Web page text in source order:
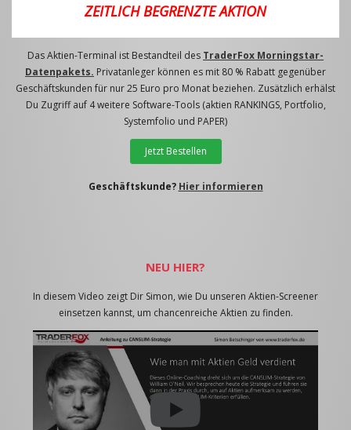
ZEITLICH BEGRENZTE AKTION
Das Aktien-Terminal ist Bestandteil des TraderFox Morningstar-
Datenpakets. Privatanleger können es mit 80 % Rabatt gegenüber
Geschäftskunden für nur 25 Euro pro Monat beziehen. Zusätzlich erhälst
Du Zugriff auf 4 weitere Software-Tools (aktien RANKINGS, Portfolio,
Systemfolio und PAPER)
Jetzt Bestellen
Geschäftskunde? Hier informieren
NEU HIER?
In diesem Video zeigt Dir Simon, wie Du unseren Aktien-Screener
einsetzen kannst, um chancenreiche Aktien zu finden.